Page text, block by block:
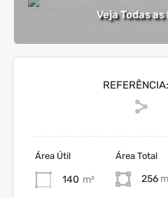
Veja Todas
REFERÊNCIA:
Área Útil
140 m²
Área Total
256